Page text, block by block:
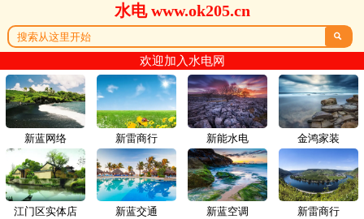
水电 www.ok205.cn

欢迎加入水电网
新蓝网络 新雷商行
江门区实体店 新蓝交通
新能水电 金鸿家装
新蓝空调 新雷商行